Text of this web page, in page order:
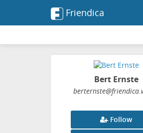
Friendica
Bert Ernste
berternste@friendica
Follow